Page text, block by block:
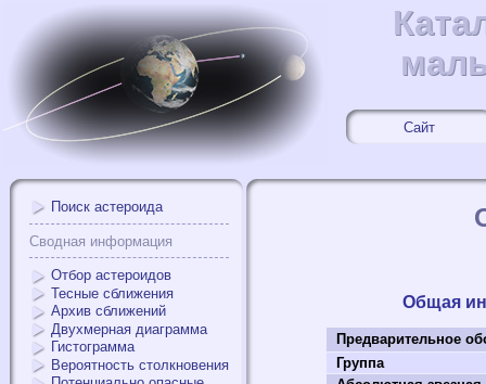
Сайт
Поиск астероида
Сводная информация
Отбор астероидов
Тесные сближения
Архив сближений
Двухмерная диаграмма
Гистограмма
Вероятность столкновения
Общая
Предварительное
Группа